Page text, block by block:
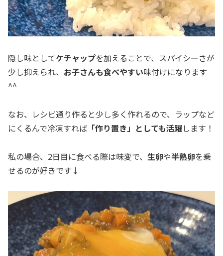
隠し味としてケチャップを加えることで、スパイシーさが
少し抑えられ、 お子さんも食べやすい味付けになります
^^
なお、レシピ通り作ると少し多く作れるので、ラップなど
にくるんで冷凍すれば 「作り置き」としても活躍します！
私の場合、2日目に食べる際は味変で、 生卵や半熟卵を乗
せるのが好きです↓